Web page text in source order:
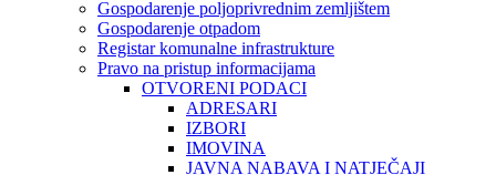
Gospodarenje poljoprivrednim zemljištem
Gospodarenje otpadom
Registar komunalne infrastrukture
Pravo na pristup informacijama
OTVORENI PODACI
ADRESARI
IZBORI
IMOVINA
JAVNA NABAVA I NATJEČAJI